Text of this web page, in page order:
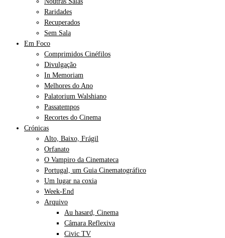
Raridades
Recuperados
Sem Sala
Em Foco
Comprimidos Cinéfilos
Divulgação
In Memoriam
Melhores do Ano
Palatorium Walshiano
Passatempos
Recortes do Cinema
Crónicas
Alto, Baixo, Frágil
Orfanato
O Vampiro da Cinemateca
Portugal, um Guia Cinematográfico
Um lugar na coxia
Week-End
Arquivo
Au hasard, Cinema
Câmara Reflexiva
Civic TV